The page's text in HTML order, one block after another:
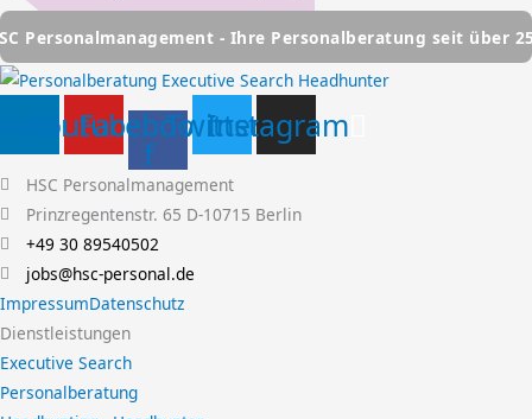
- Ihre Personalberatung seit über 25 Jahren
Youtube
Facebook-
f
Twitter
Instagram
HSC Personalmanagement
Prinzregentenstr. 65 D-10715 Berlin
+49 30 89540502
jobs@hsc-personal.de
ImpressumDatenschutz
Dienstleistungen
Executive Search
Personalberatung